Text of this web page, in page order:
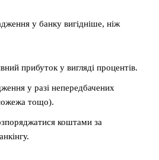
у банку вигідніше, ніж
прибуток у вигляді процентів.
у разі непередбачених
тощо).
коштами за